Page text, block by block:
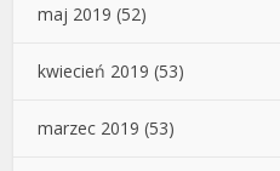
maj 2019 (52)
kwiecień 2019 (53)
marzec 2019 (53)